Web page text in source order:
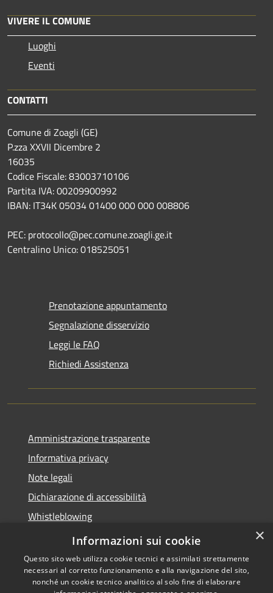
VIVERE IL COMUNE
Luoghi
Eventi
CONTATTI
Comune di Zoagli (GE)
P.zza XXVII Dicembre 2
16035
Codice Fiscale: 83003710106
Partita IVA: 00209900992
IBAN: IT34K 05034 01400 000 000 008806
PEC: protocollo@pec.comune.zoagli.ge.it
Centralino Unico: 018525051
Prenotazione appuntamento
Segnalazione disservizio
Leggi le FAQ
Richiedi Assistenza
Amministrazione trasparente
Informativa privacy
Note legali
Dichiarazione di accessibilità
Whistleblowing
Piano di miglioramento dei servizi
×
Informazioni sui cookie
Questo sito web utilizza cookie tecnici e assimilati strettamente
necessari al corretto funzionamento e alla navigazione del sito,
nonché un cookie tecnico analitico al solo fine di elaborare